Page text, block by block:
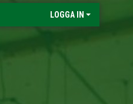
LOGGA IN